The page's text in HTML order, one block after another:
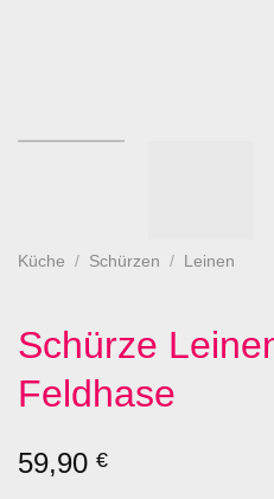
Küche / Schürzen / Leinen
Schürze
Feldhase
59,90 €